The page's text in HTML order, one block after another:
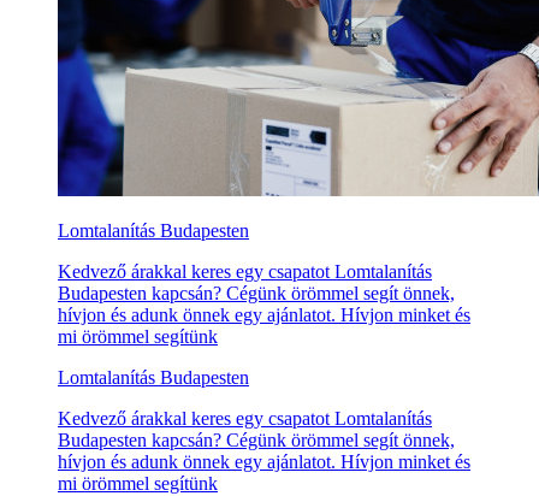
Lomtalanítás Budapesten
Kedvező árakkal keres egy csapatot Lomtalanítás
Budapesten kapcsán? Cégünk örömmel segít önnek,
hívjon és adunk önnek egy ajánlatot. Hívjon minket és
mi örömmel segítünk
Lomtalanítás Budapesten
Kedvező árakkal keres egy csapatot Lomtalanítás
Budapesten kapcsán? Cégünk örömmel segít önnek,
hívjon és adunk önnek egy ajánlatot. Hívjon minket és
mi örömmel segítünk